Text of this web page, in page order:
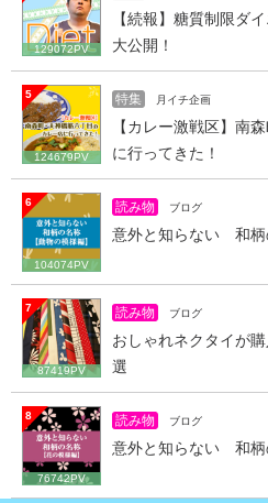
129072PV
【続報】糖質制限ダ
大公開！
5
124679PV
特集 月イチ企画
【カレー激戦区】南
に行ってきた！
6
104074PV
読み物 ブログ
意外と知らない 和柄
7
87419PV
読み物 ブログ
おしゃれネクタイが
選
8
76742PV
読み物 ブログ
意外と知らない 和柄